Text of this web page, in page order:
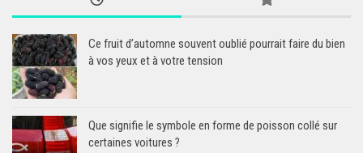
Ce fruit d’automne souvent oublié pourrait faire du bien
à vos yeux et à votre tension
Que signifie le symbole en forme de poisson collé sur
certaines voitures ?